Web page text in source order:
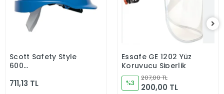
Sepete Ekle
Scott Safety Style
600
-30 C CLASS 0 Mavi
711,13 TL
Sepete Ekle
Essafe GE 1202 Yüz
Koruyucu Siperlik
%3
207,00 TL
200,00 TL